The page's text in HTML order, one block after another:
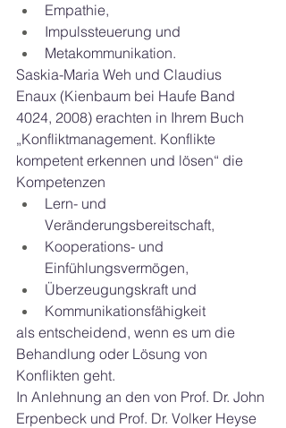
Empathie,
Impulssteuerung und
Metakommunikation.
Saskia-Maria Weh und Claudius
Enaux (Kienbaum bei Haufe Band
4024, 2008) erachten in Ihrem Buch
„Konfliktmanagement. Konflikte
kompetent erkennen und lösen“ die
Kompetenzen
Lern- und
Veränderungsbereitschaft,
Kooperations- und
Einfühlungsvermögen,
Überzeugungskraft und
Kommunikationsfähigkeit
als entscheidend, wenn es um die
Behandlung oder Lösung von
Konflikten geht.
In Anlehnung an den von Prof. Dr. John
Erpenbeck und Prof. Dr. Volker Heyse